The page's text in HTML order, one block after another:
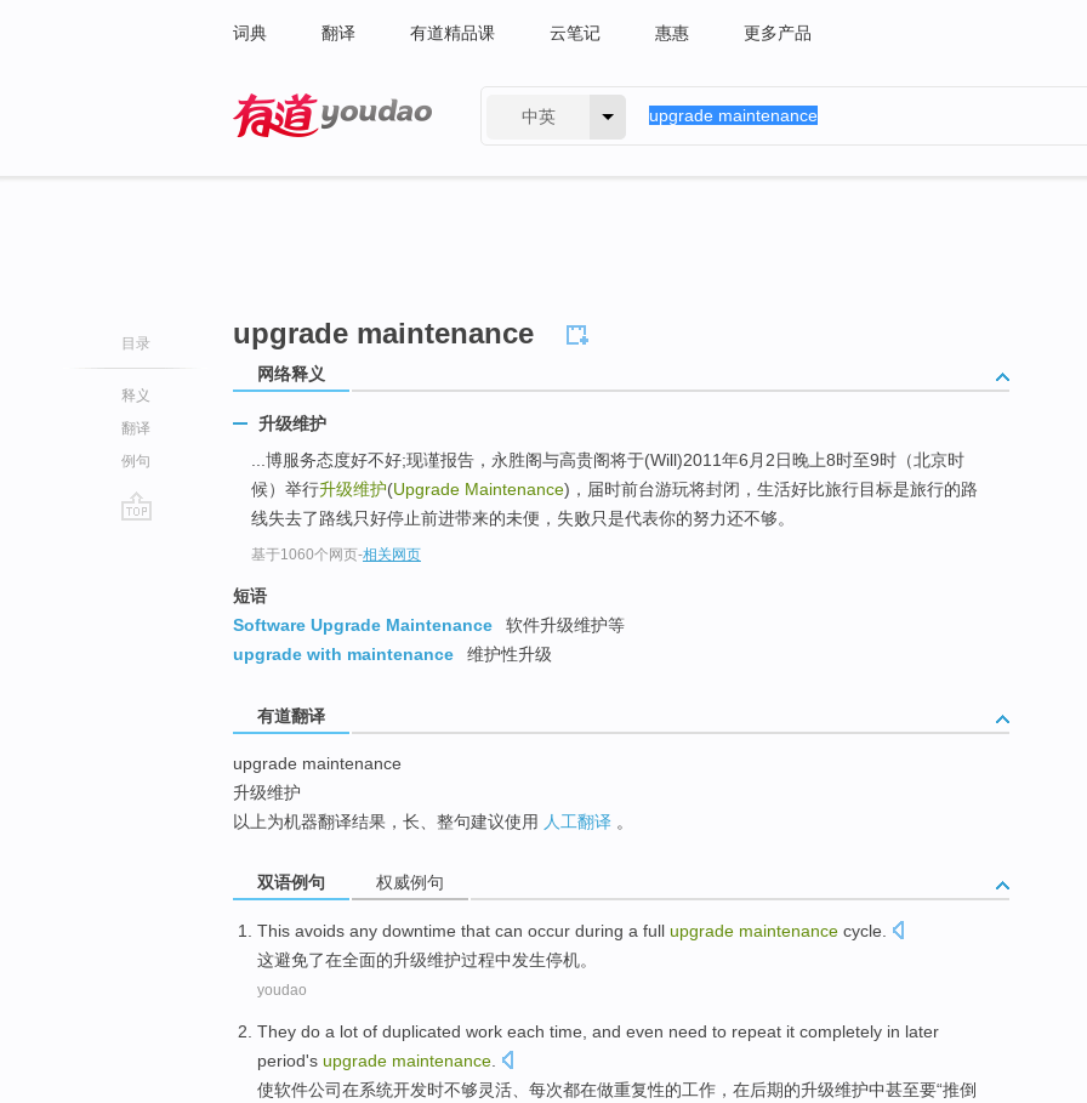
词典 翻译 有道精品课 云笔记 惠惠 更多产品
中英
目录
释义
翻译
例句
upgrade maintenance
网络释义
升级维护
...博服务态度好不好;现谨报告，永胜阁与高贵阁将于(Will)2011年6月2日晚上8时至9时（北京时
候）举行升级维护(Upgrade Maintenance)，届时前台游玩将封闭，生活好比旅行目标是旅行的路
线失去了路线只好停止前进带来的未便，失败只是代表你的努力还不够。
基于1060个网页-相关网页
短语
Software Upgrade Maintenance
软件升级维护等
upgrade with maintenance
维护性升级
有道翻译
upgrade maintenance
升级维护
以上为机器翻译结果，长、整句建议使用 人工翻译 。
双语例句 权威例句
This avoids any downtime that can occur during a full upgrade maintenance cycle.
这避免了在全面的升级维护过程中发生停机。
youdao
They do a lot of duplicated work each time , and even need to repeat it completely in later
period's upgrade maintenance
使软件公司在系统开发时不够灵活、每次都在做重复性的工作 ，在后期的升级维护中甚至要“推倒